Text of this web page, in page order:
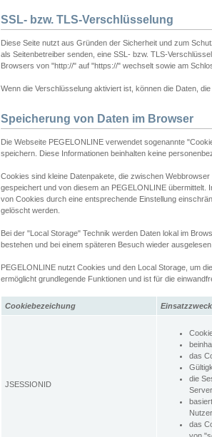
SSL- bzw. TLS-Verschlüsselung
Diese Seite nutzt aus Gründen der Sicherheit und zum
als Seitenbetreiber senden, eine SSL- bzw. TLS-
Browsers von "http://" auf "https://" wechselt sowie am
Wenn die Verschlüsselung aktiviert ist, können die Daten,
Speicherung von Daten im Browser
Die Webseite PEGELONLINE verwendet sogenannte
speichern. Diese Informationen beinhalten keine
Cookies sind kleine Datenpakete, die zwischen
gespeichert und von diesem an PEGELONLINE
von Cookies durch eine entsprechende Einstellung
gelöscht werden.
Bei der "Local Storage" Technik werden Daten lokal im
bestehen und bei einem späteren Besuch wieder
PEGELONLINE nutzt Cookies und den Local Storage, um
ermöglicht grundlegende Funktionen und ist für die
Cookiebezeichung Einsatzzweck
JSESSIONID
das
die
das